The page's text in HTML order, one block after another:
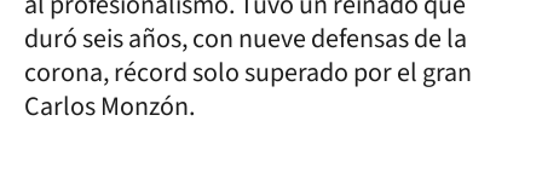
duró seis años, con nueve defensas de la
corona, récord solo superado por el gran
Carlos Monzón.